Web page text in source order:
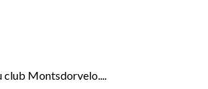
Montsdorvelo....